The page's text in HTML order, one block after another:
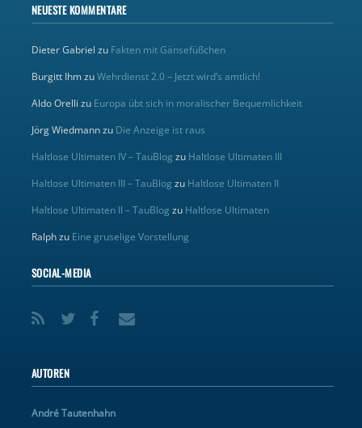
NEUESTE KOMMENTARE
Dieter Gabriel zu Fakten mit Gänsefüßchen
Burgitt IhmzuWehrdienst 2.0 – Jetzt wird’s amtlich!
Aldo Orelli zu Europa übt sich in moralischer Bequemlichkeit
Jörg Wiedmannzu Die Anzeige ist raus
Haltlose Ultimaten IV – TauBlog zu Haltlose Ultimaten III
Haltlose Ultimaten III – TauBlog zu Haltlose Ultimaten II
Haltlose Ultimaten II – TauBlog zu Haltlose Ultimaten
Ralphzu Eine gruselige Vorstellung
SOCIAL-MEDIA
AUTOREN
André Tautenhahn